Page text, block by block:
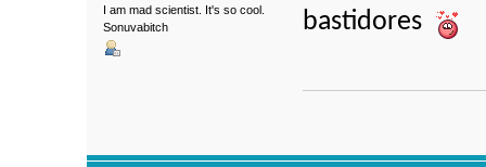
I am mad scientist. It's so cool.
Sonuvabitch
bastidores